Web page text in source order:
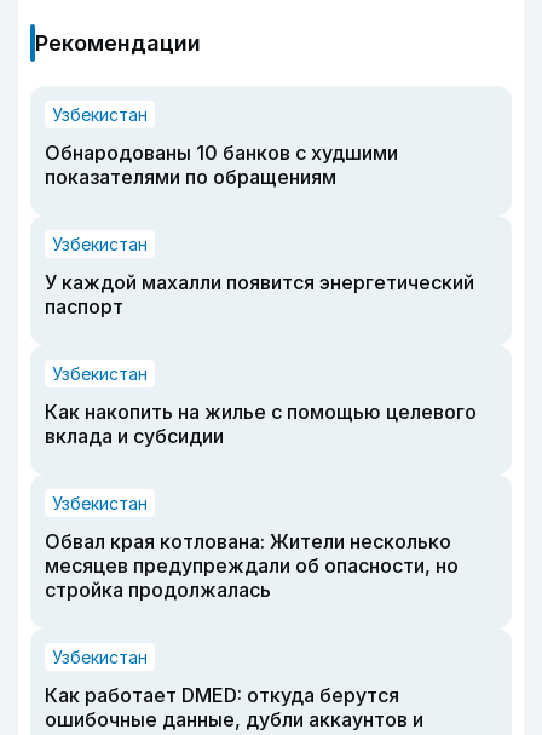
Рекомендации
Узбекистан
Обнародованы 10 банков с худшими
показателями по обращениям
Узбекистан
У каждой махалли появится энергетический
паспорт
Узбекистан
Как накопить на жилье с помощью целевого
вклада и субсидии
Узбекистан
Обвал края котлована: Жители несколько
месяцев предупреждали об опасности, но
стройка продолжалась
Узбекистан
Как работает DMED: откуда берутся
ошибочные данные, дубли аккаунтов и